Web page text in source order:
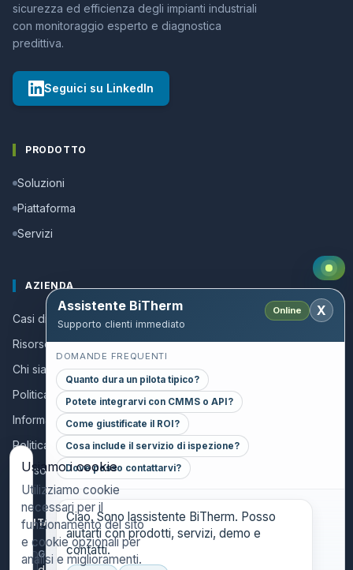
sicurezza ed efficienza degli impianti industriali
con monitoraggio esperto e diagnostica
predittiva.
Seguici su LinkedIn
PRODOTTO
Soluzioni
Piattaforma
Servizi
AZIENDA
Casi di successo
Risorse e Guide
Chi siamo
Politica della qualità
Informazioni per collaboratori
Politica sulla privacy
Avviso legale
CONTACT
GENERAL INQUIRIES
Assistente BiTherm
Supporto clienti immediato
Online X
DOMANDE FREQUENTI
Quanto dura un pilota tipico?
Potete integrarvi con CMMS o API?
Come giustificate il ROI?
Cosa include il servizio di ispezione?
Dove posso contattarvi?
Ciao. Sono lassistente BiTherm. Posso
aiutarti con prodotti, servizi, demo e
contatti.
Usiamo i cookie
Utilizziamo cookie
necessari per il
funzionamento del sito
e cookie opzionali per
analisi e miglioramenti.